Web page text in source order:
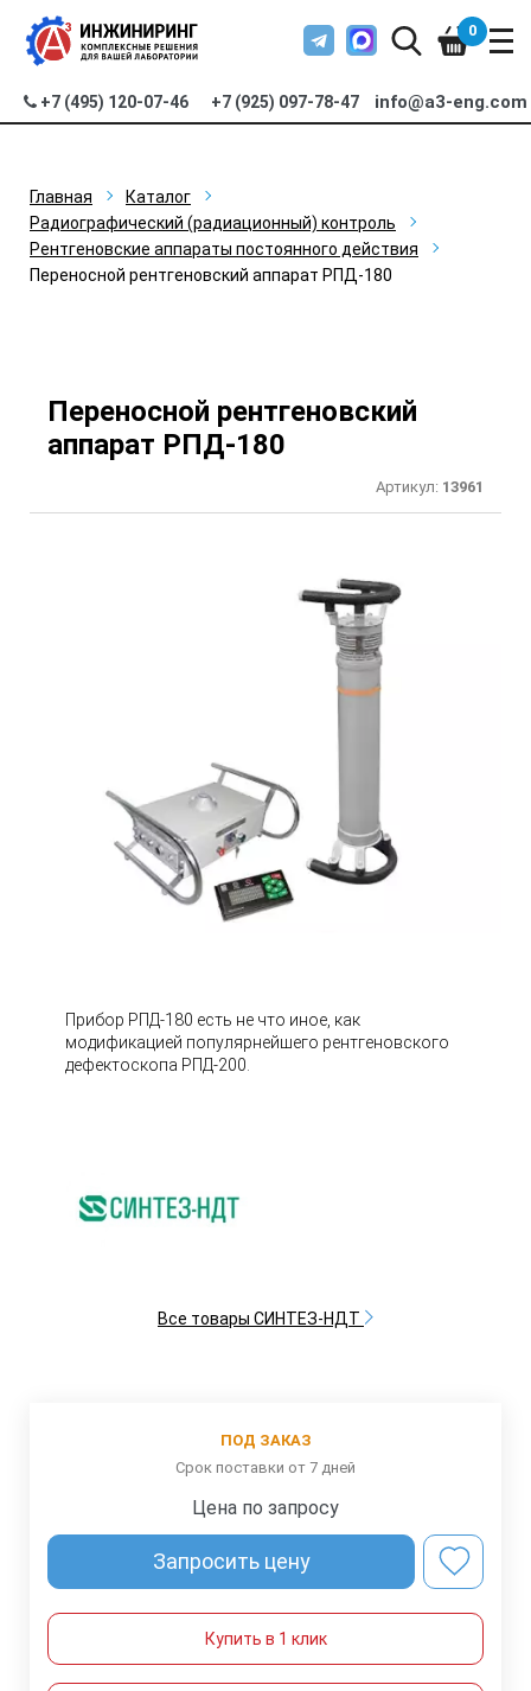
+7 (495) 120-07-46 +7 (925) 097-78-47 info@a3-eng.com
0
Главная
Каталог
Радиографический (радиационный) контроль
Рентгеновские аппараты постоянного действия
Переносной рентгеновский аппарат РПД-180
Переносной рентгеновский
аппарат РПД-180
Артикул: 13961
Прибор РПД-180 есть не что иное, как
модификацией популярнейшего рентгеновского
дефектоскопа РПД-200.
Все товары СИНТЕЗ-НДТ
ПОД ЗАКАЗ
Срок поставки от 7 дней
Цена по запросу
Запросить цену
Купить в 1 клик